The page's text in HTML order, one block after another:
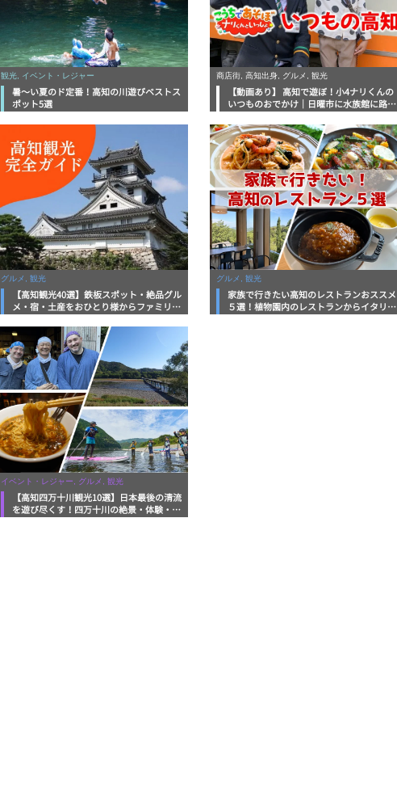
観光, イベント・レジャー
暑～い夏のド定番！高知の川遊びベストス
ポット5選
商店街, 高知出身, グルメ, 観光
【動画あり】 高知で遊ぼ！小4ナリくんの
いつものおでかけ｜日曜市に水族館に路面
グルメ, 観光
【高知観光40選】鉄板スポット・絶品グル
メ・宿・土産をおひとり様からファミリー
グルメ, 観光
家族で行きたい高知のレストランおススメ
５選！植物園内のレストランからイタリア
イベント・レジャー, グルメ, 観光
【高知四万十川観光10選】日本最後の清流
を遊び尽くす！四万十川の絶景・体験・グ